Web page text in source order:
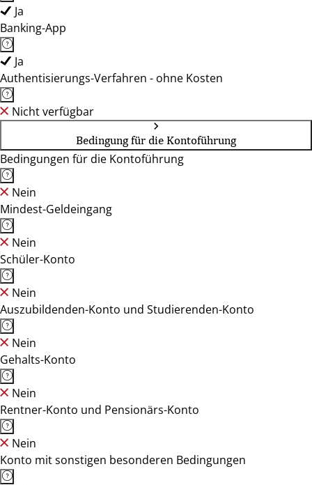
Ja
Banking-App
Ja
Authentisierungs-Verfahren - ohne Kosten
Nicht verfügbar
Bedingung für die Kontoführung
Bedingungen für die Kontoführung
Nein
Mindest-Geldeingang
Nein
Schüler-Konto
Nein
Auszubildenden-Konto und Studierenden-Konto
Nein
Gehalts-Konto
Nein
Rentner-Konto und Pensionärs-Konto
Nein
Konto mit sonstigen besonderen Bedingungen